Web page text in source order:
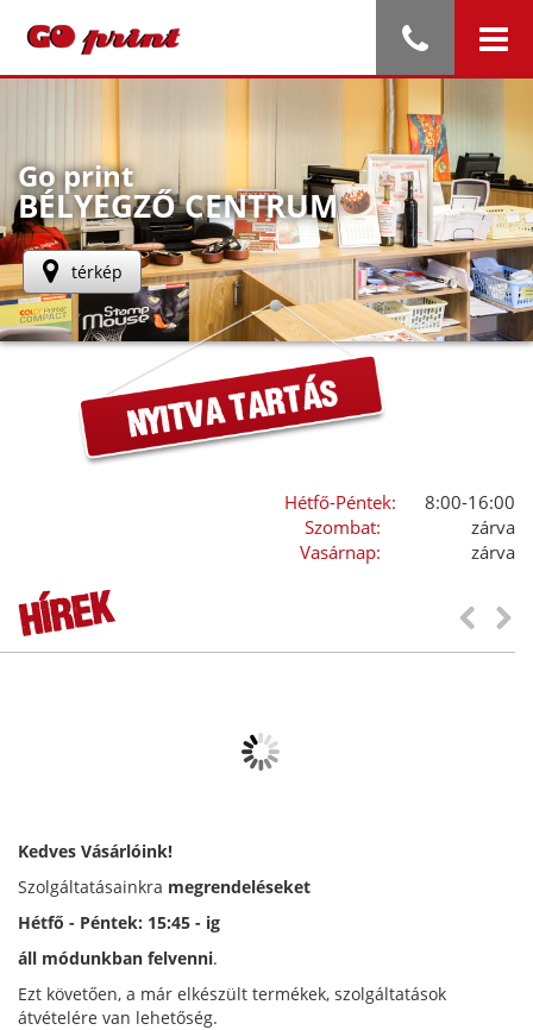
Go print
BÉLYEGZŐ CENTRUM
térkép
Hétfő-Péntek:
8:00-16:00
Szombat:
zárva
Vasárnap:
zárva
2020-11-10
GO PRINT #BESTOF2020 fotópályázat
Kedves Vásárlóink!
Szolgáltatásainkra megrendeléseket
Hétfő - Péntek: 15:45 - ig
áll módunkban felvenni.
Ezt követően, a már elkészült termékek, szolgáltatások
átvételére van lehetőség.